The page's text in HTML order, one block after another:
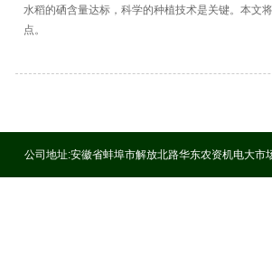
水稻的硒含量达标，科学的种植技术是关键。本文
点。
公司地址:安徽省蚌埠市解放北路华东农资机电大